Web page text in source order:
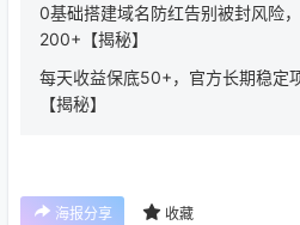
0基础搭建域名防红告别被封风险
200+【揭秘】
每天收益保底50+，官方长期稳定
【揭秘】
海报分享 收藏